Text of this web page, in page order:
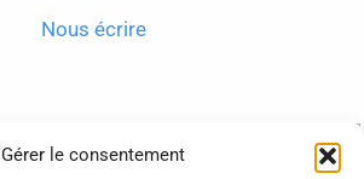
Gérer le consentement
Nous écrire
Qui sommes-nous